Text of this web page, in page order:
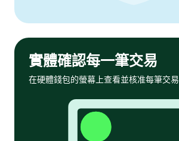
實體確認每一筆交易
在硬體錢包的螢幕上查看並核准每筆交易